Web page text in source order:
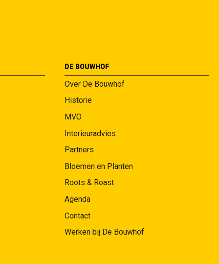
DE BOUWHOF
Over De Bouwhof
Historie
MVO
Interieuradvies
Partners
Bloemen en Planten
Roots & Roast
Agenda
Contact
Werken bij De Bouwhof